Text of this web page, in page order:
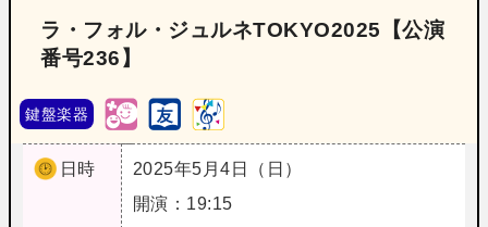
ラ・フォル・ジュルネTOKYO2025【公演
番号236】
鍵盤楽器
日時
2025年5月4日（日）
開演：19:15